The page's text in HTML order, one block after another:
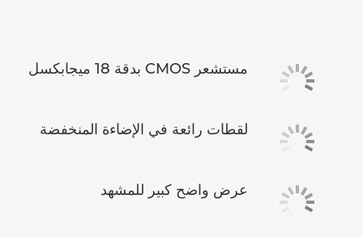
مستشعر CMOS بدقة 18 ميجابكسل
لقطات رائعة في الإضاءة المنخفضة
عرض واضح كبير للمشهد